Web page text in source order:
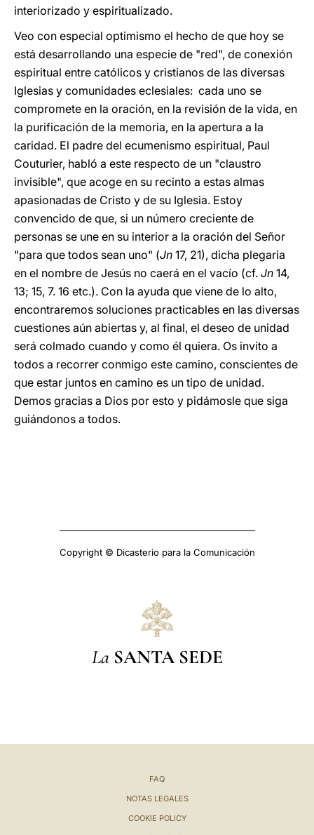
interiorizado y espiritualizado.
Veo con especial optimismo el hecho de que hoy se
está desarrollando una especie de "red", de conexión
espiritual entre católicos y cristianos de las diversas
Iglesias y comunidades eclesiales: cada uno se
compromete en la oración, en la revisión de la vida, en
la purificación de la memoria, en la apertura a la
caridad. El padre del ecumenismo espiritual, Paul
Couturier, habló a este respecto de un "claustro
invisible", que acoge en su recinto a estas almas
apasionadas de Cristo y de su Iglesia. Estoy
convencido de que, si un número creciente de
personas se une en su interior a la oración del Señor
"para que todos sean uno" (Jn 17, 21), dicha plegaria
en el nombre de Jesús no caerá en el vacío (cf. Jn 14,
13; 15, 7. 16 etc.). Con la ayuda que viene de lo alto,
encontraremos soluciones practicables en las diversas
cuestiones aún abiertas y, al final, el deseo de unidad
será colmado cuando y como él quiera. Os invito a
todos a recorrer conmigo este camino, conscientes de
que estar juntos en camino es un tipo de unidad.
Demos gracias a Dios por esto y pidámosle que siga
guiándonos a todos.
Copyright © Dicasterio para la Comunicación
La SANTA SEDE
FAQ
NOTAS LEGALES
COOKIE POLICY